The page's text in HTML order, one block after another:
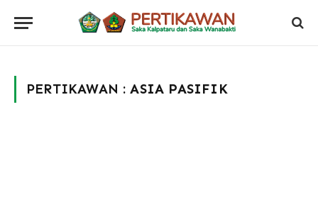
PERTIKAWAN :ASIA PASIFIK